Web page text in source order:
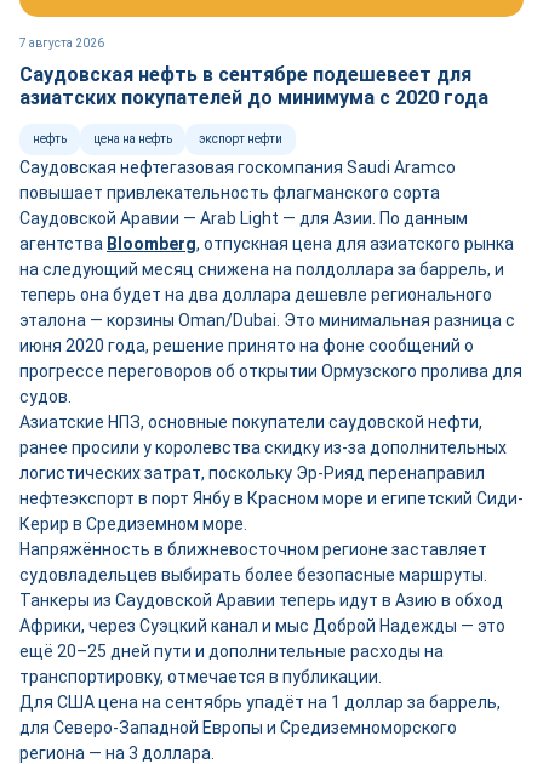
7 августа 2026
Саудовская нефть в сентябре подешевеет для
азиатских покупателей до минимума с 2020 года
нефть цена на нефть экспорт нефти
Саудовская нефтегазовая госкомпания Saudi Aramco
повышает привлекательность флагманского сорта
Саудовской Аравии — Arab Light — для Азии. По данным
агентства Bloomberg, отпускная цена для азиатского рынка
на следующий месяц снижена на полдоллара за баррель, и
теперь она будет на два доллара дешевле регионального
эталона — корзины Oman/Dubai. Это минимальная разница с
июня 2020 года, решение принято на фоне сообщений о
прогрессе переговоров об открытии Ормузского пролива для
судов.
Азиатские НПЗ, основные покупатели саудовской нефти,
ранее просили у королевства скидку из-за дополнительных
логистических затрат, поскольку Эр-Рияд перенаправил
нефтеэкспорт в порт Янбу в Красном море и египетский Сиди-
Керир в Средиземном море.
Напряжённость в ближневосточном регионе заставляет
судовладельцев выбирать более безопасные маршруты.
Танкеры из Саудовской Аравии теперь идут в Азию в обход
Африки, через Суэцкий канал и мыс Доброй Надежды — это
ещё 20–25 дней пути и дополнительные расходы на
транспортировку, отмечается в публикации.
Для США цена на сентябрь упадёт на 1 доллар за баррель,
для Северо-Западной Европы и Средиземноморского
региона — на 3 доллара.